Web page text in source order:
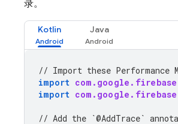
录。
Kotlin Java
// Import these Performance
import
import
// Add the `@AddTrace`